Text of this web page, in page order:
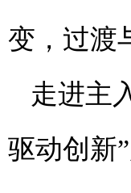
变，过渡
走进主
驱动创新